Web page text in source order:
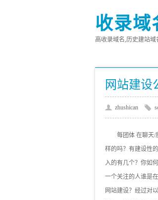
收录域
高收录域名,历史建站
网站建设
zhushican
每团体 在聊天/
样的吗？有建设性
入的有几个？你如
一个关注的人谁是
网站建设？经过对